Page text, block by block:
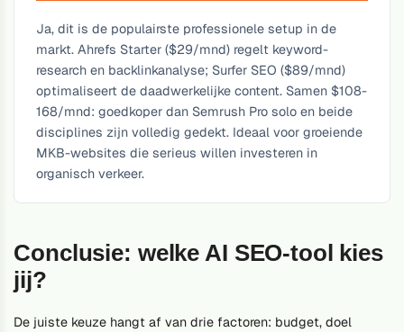
Ja, dit is de populairste professionele setup in de
markt. Ahrefs Starter ($29/mnd) regelt keyword-
research en backlinkanalyse; Surfer SEO ($89/mnd)
optimaliseert de daadwerkelijke content. Samen $108-
168/mnd: goedkoper dan Semrush Pro solo en beide
disciplines zijn volledig gedekt. Ideaal voor groeiende
MKB-websites die serieus willen investeren in
organisch verkeer.
Conclusie: welke AI SEO-tool kies
jij?
De juiste keuze hangt af van drie factoren: budget, doel